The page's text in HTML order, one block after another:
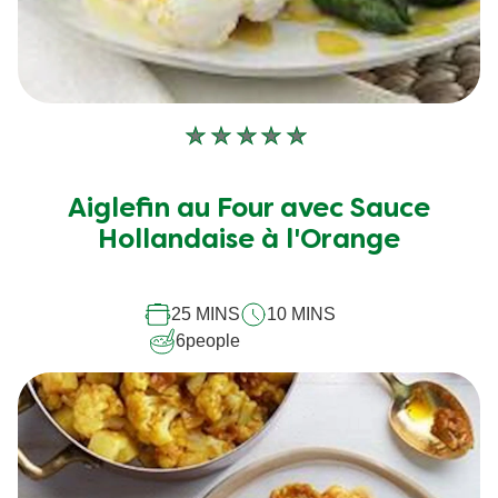
Aucune
soumise
pour
Aiglefin au Four avec Sauce
Hollandaise à l'Orange
25 MINS
10 MINS
6people